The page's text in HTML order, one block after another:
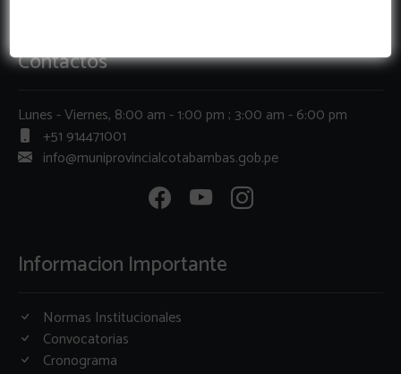
Contactos
Lunes - Viernes, 8:00 am - 1:00 pm ; 3:00 am - 6:00 pm
+51 914471001
info@muniprovincialcotabambas.gob.pe
Informacion Importante
Normas Institucionales
Convocatorias
Cronograma